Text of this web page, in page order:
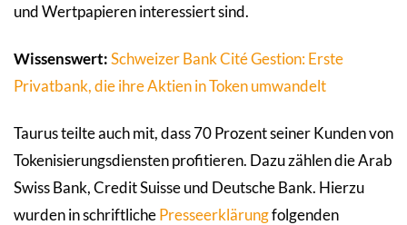
und Wertpapieren interessiert sind.
Wissenswert:Schweizer Bank Cité Gestion: Erste
Privatbank, die ihre Aktien in Token umwandelt
Taurus teilte auch mit, dass 70 Prozent seiner Kunden von
Tokenisierungsdiensten profitieren. Dazu zählen die Arab
Swiss Bank, Credit Suisse und Deutsche Bank. Hierzu
wurden in schriftlichePresseerklärungfolgenden